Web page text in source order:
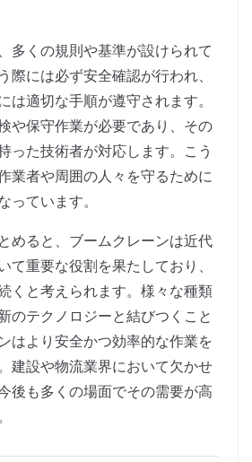
多くの規則や基準が設けられて
際には必ず安全確認が行われ、
は適切な手順が遵守されます。
や保守作業が必要であり、その
った技術者が対応します。こう
業者や周囲の人々を守るために
っています。
めると、ブームクレーンは近代
て重要な役割を果たしており、
くと考えられます。様々な種類
のテクノロジーと結びつくこと
はより安全かつ効率的な作業を
建設や物流業界において欠かせ
後も多くの場面でその需要が高